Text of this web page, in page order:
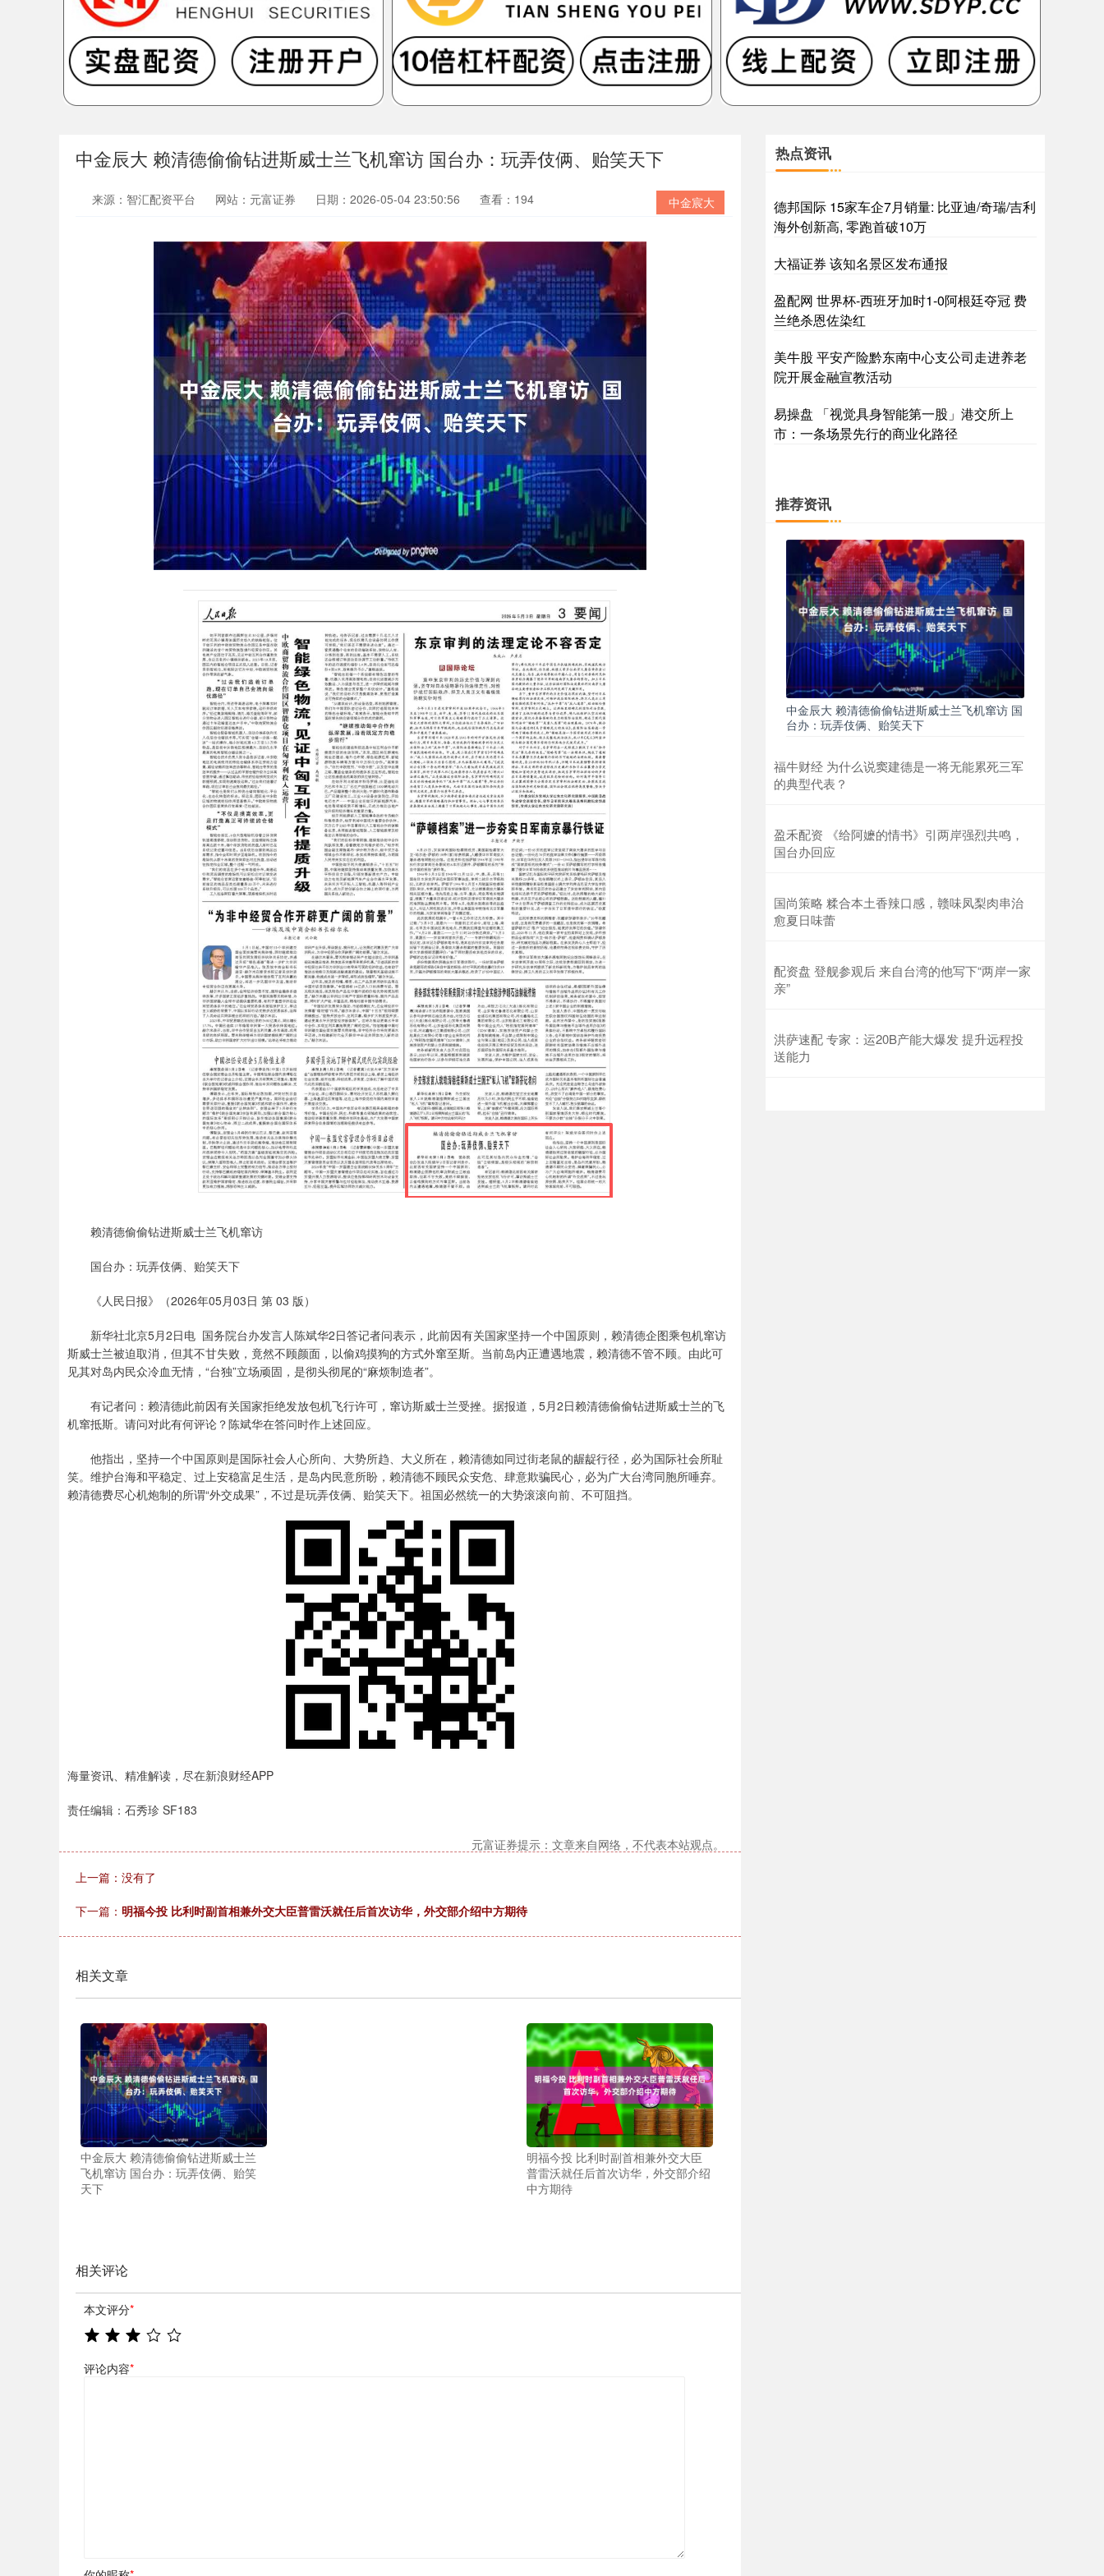
中金辰大 赖清德偷偷钻进斯威士兰飞机窜访 国台办：玩弄伎俩、贻笑天下
中金宸大
来源：智汇配资平台 网站：元富证券 日期：2026-05-04 23:50:56 查看：194
赖清德偷偷钻进斯威士兰飞机窜访
国台办：玩弄伎俩、贻笑天下
《人民日报》（2026年05月03日 第 03 版）
新华社北京5月2日电 国务院台办发言人陈斌华2日答记者问表示，此前因有关国家坚持一个中国原则，赖清德企图乘包机窜访
斯威士兰被迫取消，但其不甘失败，竟然不顾颜面，以偷鸡摸狗的方式外窜至斯。当前岛内正遭遇地震，赖清德不管不顾。由此可
见其对岛内民众冷血无情，“台独”立场顽固，是彻头彻尾的“麻烦制造者”。
有记者问：赖清德此前因有关国家拒绝发放包机飞行许可，窜访斯威士兰受挫。据报道，5月2日赖清德偷偷钻进斯威士兰的飞
机窜抵斯。请问对此有何评论？陈斌华在答问时作上述回应。
他指出，坚持一个中国原则是国际社会人心所向、大势所趋、大义所在，赖清德如同过街老鼠的龌龊行径，必为国际社会所耻
笑。维护台海和平稳定、过上安稳富足生活，是岛内民意所盼，赖清德不顾民众安危、肆意欺骗民心，必为广大台湾同胞所唾弃。
赖清德费尽心机炮制的所谓“外交成果”，不过是玩弄伎俩、贻笑天下。祖国必然统一的大势滚滚向前、不可阻挡。
海量资讯、精准解读，尽在新浪财经APP
责任编辑：石秀珍 SF183
元富证券提示：文章来自网络，不代表本站观点。
上一篇：没有了
下一篇： 明福今投 比利时副首相兼外交大臣普雷沃就任后首次访华，外交部介绍中方期待
相关文章
中金辰大 赖清德偷偷钻进斯威士兰
飞机窜访 国台办：玩弄伎俩、贻笑
天下
明福今投 比利时副首相兼外交大臣
普雷沃就任后首次访华，外交部介绍
中方期待
相关评论
本文评分*
评论内容*
热点资讯
德邦国际 15家车企7月销量: 比亚迪/奇瑞/吉利
海外创新高, 零跑首破10万
大福证券 该知名景区发布通报
盈配网 世界杯-西班牙加时1-0阿根廷夺冠 费
兰绝杀恩佐染红
美牛股 平安产险黔东南中心支公司走进养老
院开展金融宣教活动
易操盘 「视觉具身智能第一股」港交所上
市：一条场景先行的商业化路径
推荐资讯
中金辰大 赖清德偷偷钻进斯威士兰飞机窜访 国
台办：玩弄伎俩、贻笑天下
福牛财经 为什么说窦建德是一将无能累死三军
的典型代表？
盈禾配资 《给阿嬷的情书》引两岸强烈共鸣，
国台办回应
国尚策略 糅合本土香辣口感，赣味凤梨肉串治
愈夏日味蕾
配资盘 登舰参观后 来自台湾的他写下“两岸一家
亲”
洪萨速配 专家：运20B产能大爆发 提升远程投
送能力